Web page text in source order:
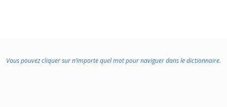
Vous pouvez cliquer sur n’importe quel mot pour naviguer dans le dictionnaire.